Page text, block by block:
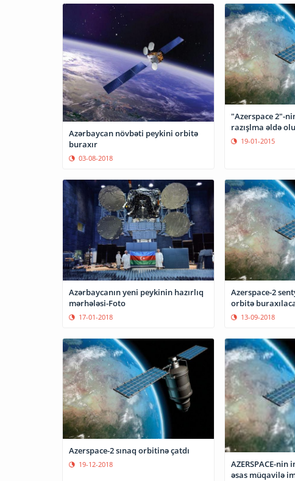
Azərbaycan növbəti peykini orbitə
buraxır
03-08-2018
"Azerspace 2"-
razışlma əldə
19-01-2015
Azərbaycanın yeni peykinin hazırlıq
mərhələsi-Foto
17-01-2018
Azerspace-2
orbitə
13-09-2018
Azerspace-2 sınaq orbitinə çatdı
19-12-2018
AZERSPACE-nin
əsas müqavilə